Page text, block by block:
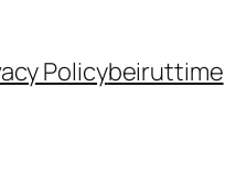
beiruttime
Policy